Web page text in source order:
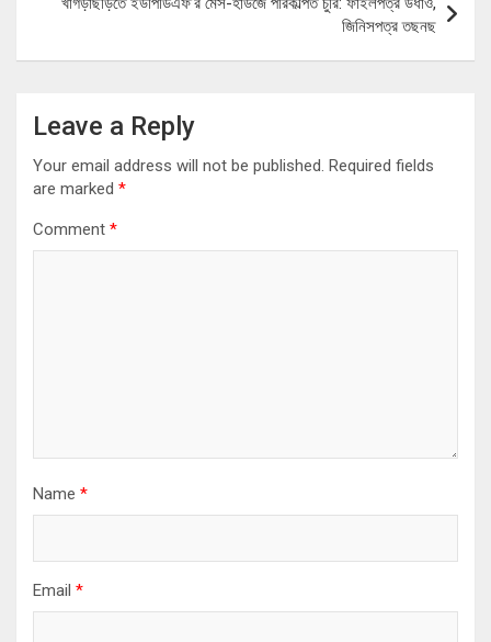
জিনিসপত্র তছনছ
Leave a Reply
Your email address will not be published. Required fields
are marked *
Comment *
Name *
Email *